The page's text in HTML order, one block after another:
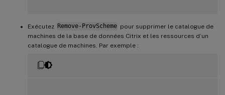
Exécutez Remove-ProvScheme pour supprimer le catalogue de
machines de la base de données Citrix et les ressources d’un
catalogue de machines. Par exemple :